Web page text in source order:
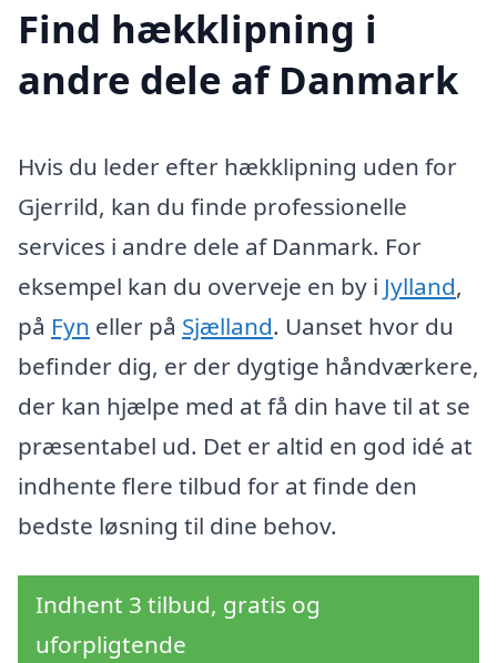
Find hækklipning i
andre dele af Danmark
Hvis du leder efter hækklipning uden for
Gjerrild, kan du finde professionelle
services i andre dele af Danmark. For
eksempel kan du overveje en by i Jylland,
på Fyn eller på Sjælland. Uanset hvor du
befinder dig, er der dygtige håndværkere,
der kan hjælpe med at få din have til at se
præsentabel ud. Det er altid en god idé at
indhente flere tilbud for at finde den
bedste løsning til dine behov.
Indhent 3 tilbud, gratis og
uforpligtende